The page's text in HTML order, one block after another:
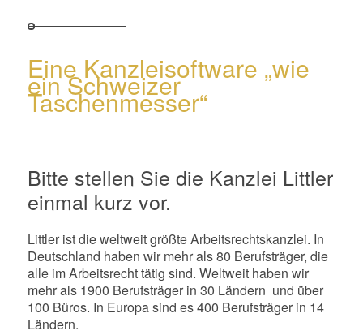
Eine Kanzleisoftware „wie
ein Schweizer
Taschenmesser“
Bitte stellen Sie die Kanzlei Littler
einmal kurz vor.
Littler ist die weltweit größte Arbeitsrechtskanzlei. In
Deutschland haben wir mehr als 80 Berufsträger, die
alle im Arbeitsrecht tätig sind. Weltweit haben wir
mehr als 1900 Berufsträger in 30 Ländern und über
100 Büros. In Europa sind es 400 Berufsträger in 14
Ländern.